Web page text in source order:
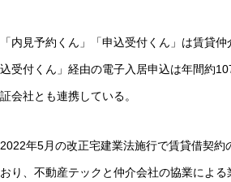
「内見予約くん」「申込受付くん」は賃貸
込受付くん」経由の電子入居申込は年間約
証会社とも連携している。
2022年5月の改正宅建業法施行で賃貸借契
おり、不動産テックと仲介会社の協業によ